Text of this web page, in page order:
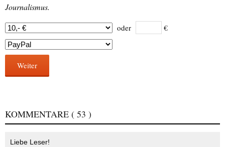
Journalismus.
oder €
Weiter
KOMMENTARE ( 53 )
Liebe Leser!